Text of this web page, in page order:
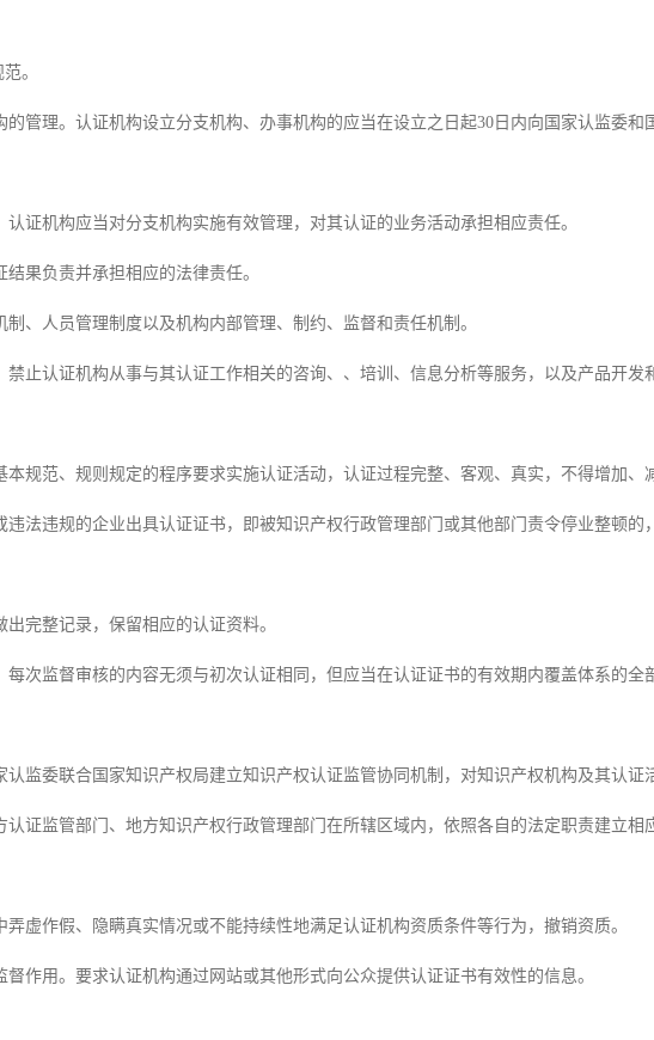
。
管理。认证机构设立分支机构、办事机构的应当在设立之日起30日内向国家认监委和
证机构应当对分支机构实施有效管理，对其认证的业务活动承担相应责任。
果负责并承担相应的法律责任。
、人员管理制度以及机构内部管理、制约、监督和责任机制。
止认证机构从事与其认证工作相关的咨询、、培训、信息分析等服务，以及产品开发
规范、规则规定的程序要求实施认证活动，认证过程完整、客观、真实，不得增加、
法违规的企业出具认证证书，即被知识产权行政管理部门或其他部门责令停业整顿的
完整记录，保留相应的认证资料。
次监督审核的内容无须与初次认证相同，但应当在认证证书的有效期内覆盖体系的全
监委联合国家知识产权局建立知识产权认证监管协同机制，对知识产权机构及其认证
证监管部门、地方知识产权行政管理部门在所辖区域内，依照各自的法定职责建立相
虚作假、隐瞒真实情况或不能持续性地满足认证机构资质条件等行为，撤销资质。
作用。要求认证机构通过网站或其他形式向公众提供认证证书有效性的信息。